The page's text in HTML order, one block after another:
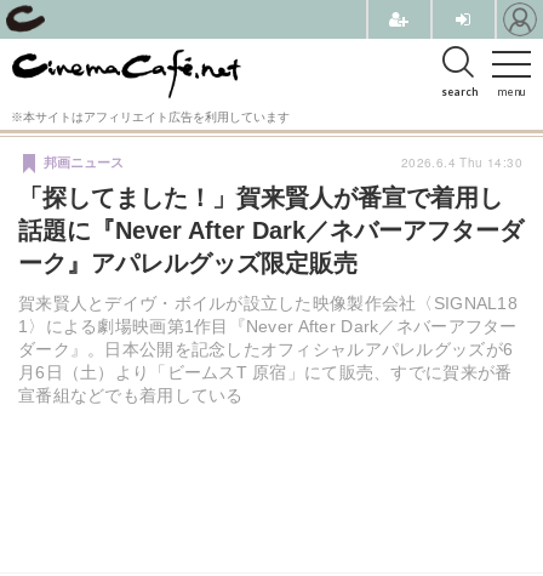
menu
search
※本サイトはアフィリエイト広告を利用しています
「探してました！」賀来賢人が番宣で着用し
話題に『Never After Dark／ネバーアフターダ
ーク』アパレルグッズ限定販売
賀来賢人とデイヴ・ボイルが設立した映像製作会社〈SIGNAL18
1〉による劇場映画第1作目『Never After Dark／ネバーアフター
ダーク』。日本公開を記念したオフィシャルアパレルグッズが6
月6日（土）より「ビームスT 原宿」にて販売、すでに賀来が番
宣番組などでも着用している
邦画ニュース 2026.6.4 Thu 14:30